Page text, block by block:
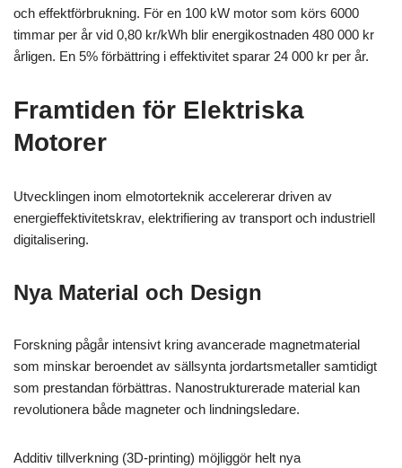
och effektförbrukning. För en 100 kW motor som körs 6000
timmar per år vid 0,80 kr/kWh blir energikostnaden 480 000 kr
årligen. En 5% förbättring i effektivitet sparar 24 000 kr per år.
Framtiden för Elektriska
Motorer
Utvecklingen inom elmotorteknik accelererar driven av
energieffektivitetskrav, elektrifiering av transport och industriell
digitalisering.
Nya Material och Design
Forskning pågår intensivt kring avancerade magnetmaterial
som minskar beroendet av sällsynta jordartsmetaller samtidigt
som prestandan förbättras. Nanostrukturerade material kan
revolutionera både magneter och lindningsledare.
Additiv tillverkning (3D-printing) möjliggör helt nya